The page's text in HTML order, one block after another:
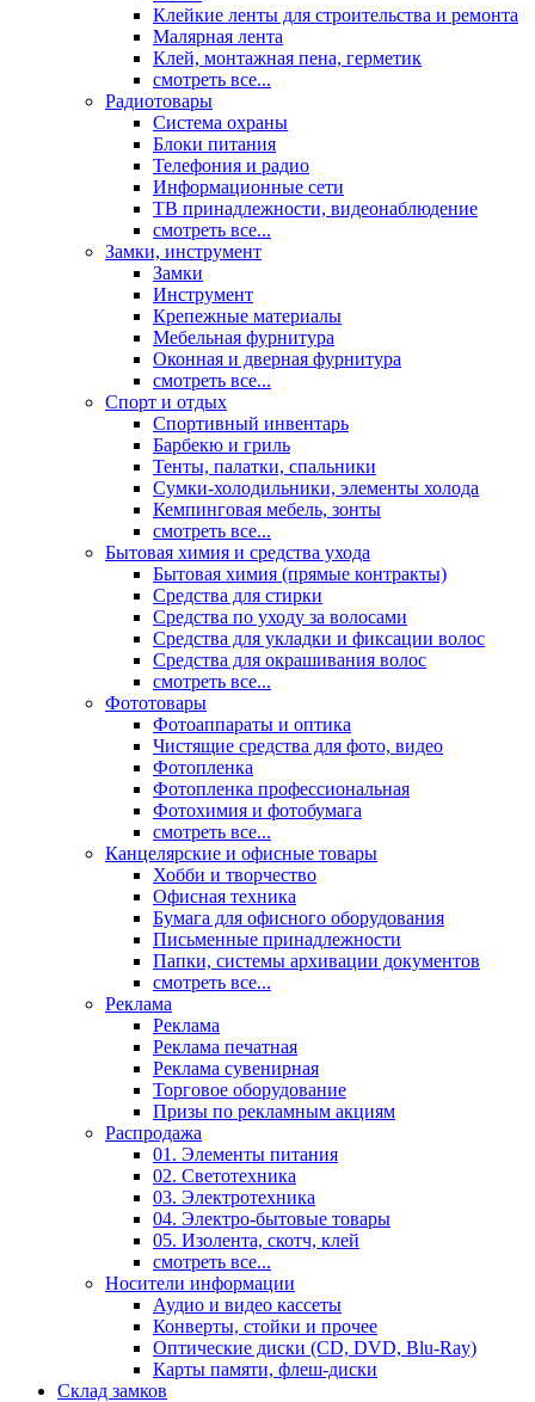
Клейкие ленты для строительства и ремонта
Малярная лента
Клей, монтажная пена, герметик
смотреть все...
Радиотовары
Система охраны
Блоки питания
Телефония и радио
Информационные сети
ТВ принадлежности, видеонаблюдение
смотреть все...
Замки, инструмент
Замки
Инструмент
Крепежные материалы
Мебельная фурнитура
Оконная и дверная фурнитура
смотреть все...
Спорт и отдых
Спортивный инвентарь
Барбекю и гриль
Тенты, палатки, спальники
Сумки-холодильники, элементы холода
Кемпинговая мебель, зонты
смотреть все...
Бытовая химия и средства ухода
Бытовая химия (прямые контракты)
Средства для стирки
Средства по уходу за волосами
Средства для укладки и фиксации волос
Средства для окрашивания волос
смотреть все...
Фототовары
Фотоаппараты и оптика
Чистящие средства для фото, видео
Фотопленка
Фотопленка профессиональная
Фотохимия и фотобумага
смотреть все...
Канцелярские и офисные товары
Хобби и творчество
Офисная техника
Бумага для офисного оборудования
Письменные принадлежности
Папки, системы архивации документов
смотреть все...
Реклама
Реклама
Реклама печатная
Реклама сувенирная
Торговое оборудование
Призы по рекламным акциям
Распродажа
01. Элементы питания
02. Светотехника
03. Электротехника
04. Электро-бытовые товары
05. Изолента, скотч, клей
смотреть все...
Носители информации
Аудио и видео кассеты
Конверты, стойки и прочее
Оптические диски (CD, DVD, Blu-Ray)
Карты памяти, флеш-диски
Склад замков